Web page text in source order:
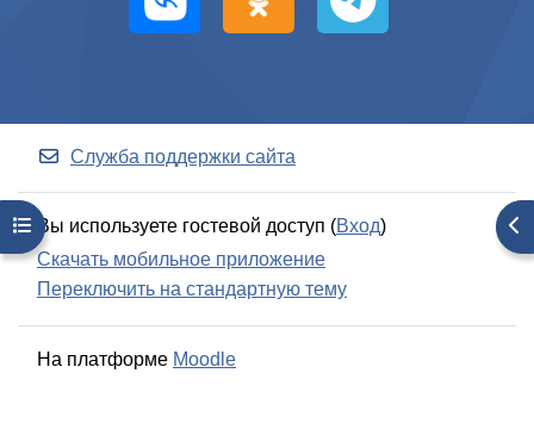
Открыть оглавление курса
Служба поддержки сайта
Вы используете гостевой доступ (Вход)
Скачать мобильное приложение
Переключить на стандартную тему
На платформе Moodle